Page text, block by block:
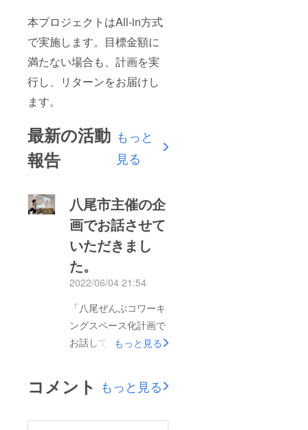
本プロジェクトはAll-in方式
で実施します。目標金額に
満たない場合も、計画を実
行し、リターンをお届けし
ます。
最新の活動
報告
もっと
見る
八尾市主催の企
画でお話させて
いただきまし
た。
2022/06/04 21:54
「八尾ぜんぶコワーキ
ングスペース化計画で
お話してきました。」
れた講演でjikkaについ
てお話させていただき
もっと見る
コメント もっと見る